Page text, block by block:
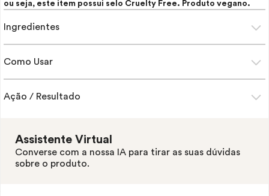
ou seja, este item possui selo Cruelty Free. Produto vegano.
Ingredientes
Como Usar
Ação / Resultado
Assistente Virtual
Converse com a nossa IA para tirar as suas dúvidas
sobre o produto.